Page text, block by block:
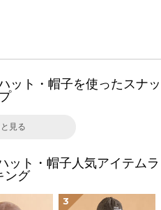
ット・帽子を使ったスナッ
プ
見る
ット・帽子人気アイテムラ
ング
3